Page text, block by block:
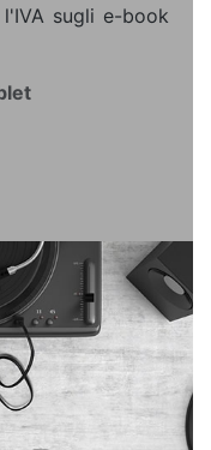
sugli e-book